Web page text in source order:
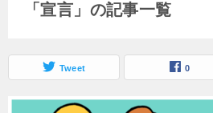
「宣言」の記事一覧
Tweet 0